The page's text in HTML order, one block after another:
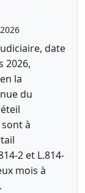
date
2026,
la
du
à
2 et L.814-
mois à